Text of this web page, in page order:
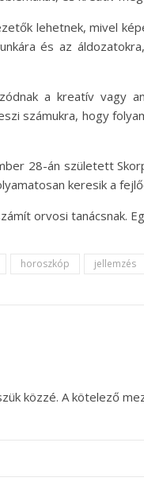
lehetnek, mivel
és az
a kreatív vagy
számukra, hogy
28-án született
keresik a
orvosi tanácsnak.
horoszkóp jellemzés
közzé. A kötelező